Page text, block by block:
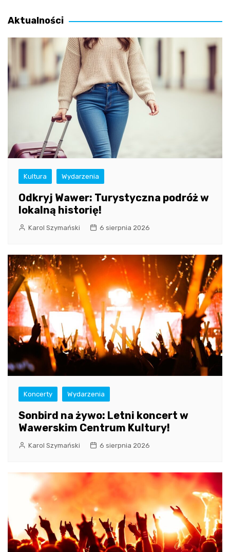
Aktualności
Kultura Wydarzenia
Odkryj Wawer: Turystyczna podróż w
lokalną historię!
Karol Szymański 6 sierpnia 2026
Koncerty Wydarzenia
Sonbird na żywo: Letni koncert w
Wawerskim Centrum Kultury!
Karol Szymański 6 sierpnia 2026